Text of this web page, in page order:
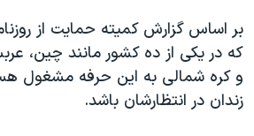
دادگاه حمید نوری
چهل سال گروگان‌گیری
قانون شفافیت دارائی کادر رهبری ایران
بر اساس گزارش کمیته حمایت از
که در یکی از ده کشور مانند چین،
و کره شمالی به این حرفه مشغول
زندان در انتظارشان باشد.